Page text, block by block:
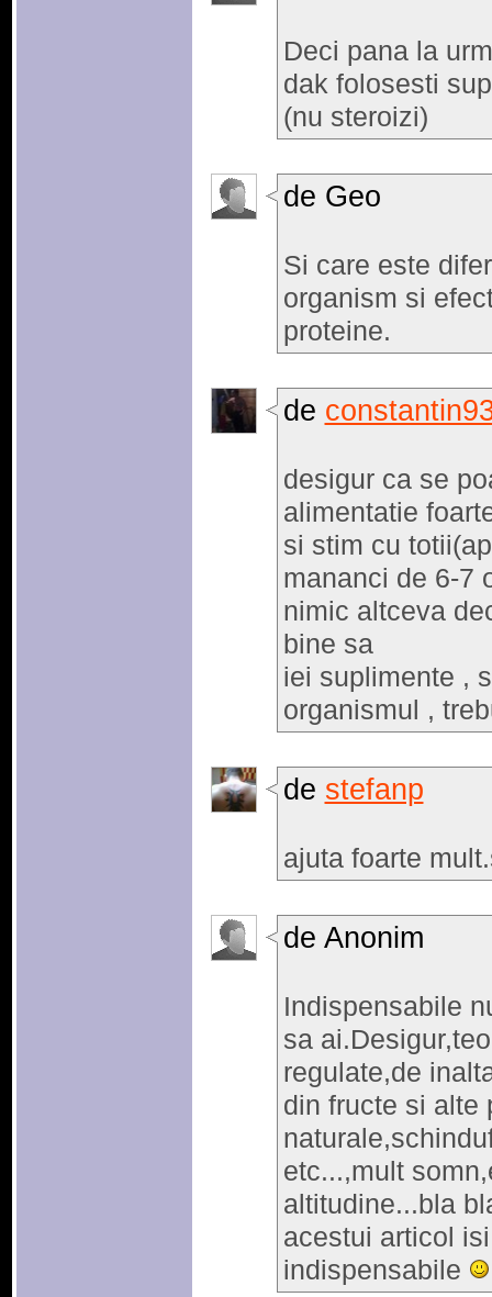
Deci pana la
dak folosesti
(nu steroizi)
de Geo
Si care este
organism si
proteine.
de
desigur ca se
alimentatie
si stim cu
mananci de 6-7
nimic altceva
bine sa
iei suplimente ,
organismul ,
de stefanp
ajuta foarte
de Anonim
Indispensabile
sa
regulate,de
din fructe si alte
etc...,mult
altitudine...bla
acestui articol
indispensabile